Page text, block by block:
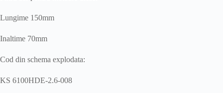
Lungime 150mm
Inaltime 70mm
Cod din schema explodata:
KS 6100HDE-2.6-008